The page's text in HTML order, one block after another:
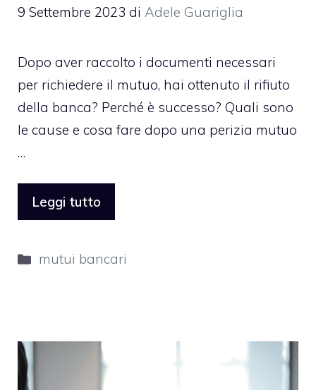
9 Settembre 2023 di Adele Guariglia
Dopo aver raccolto i documenti necessari
per richiedere il mutuo, hai ottenuto il rifiuto
della banca? Perché è successo? Quali sono
le cause e cosa fare dopo una perizia mutuo
…
Leggi tutto
Categorie
mutui bancari